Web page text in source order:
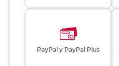
PayPal y PayPal Plus